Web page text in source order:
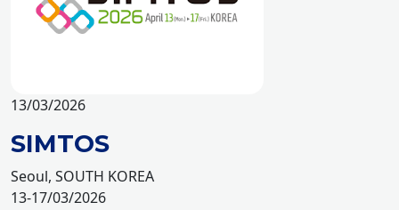
13/03/2026
SIMTOS
Seoul, SOUTH KOREA
13-17/03/2026